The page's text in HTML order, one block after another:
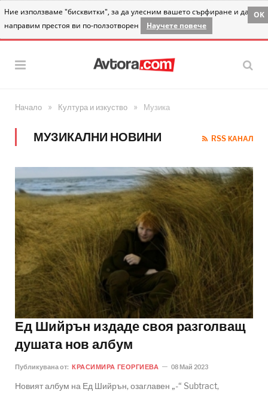
Ние използваме "бисквитки", за да улесним вашето сърфиране и да
направим престоя ви по-ползотворен
Научете повече
OK
Начало » Култура и изкуство » Музика
МУЗИКАЛНИ НОВИНИ RSS КАНАЛ
Ед Шийрън издаде своя разголващ
душата нов албум
Публикувана от: КРАСИМИРА ГЕОРГИЕВА 08 Май 2023
Новият албум на Ед Шийрън, озаглавен „-“ Subtract,